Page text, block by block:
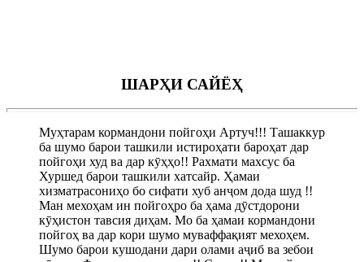
ШАРҲИ САЙЁҲ
Муҳтарам кормандони пойгоҳи Артуч!!! Ташаккур
ба шумо барои ташкили истироҳати бароҳат дар
пойгоҳи худ ва дар кӯҳҳо!! Рахмати махсус ба
Хуршед барои ташкили хатсайр. Ҳамаи
хизматрасониҳо бо сифати хуб анҷом дода шуд !!
Ман мехоҳам ин пойгоҳро ба ҳама дӯстдорони
кӯҳистон тавсия диҳам. Мо ба ҳамаи кормандони
пойгоҳ ва дар кори шумо муваффақият мехоҳем.
Шумо барои кушодани дари олами аҷиб ва зебои